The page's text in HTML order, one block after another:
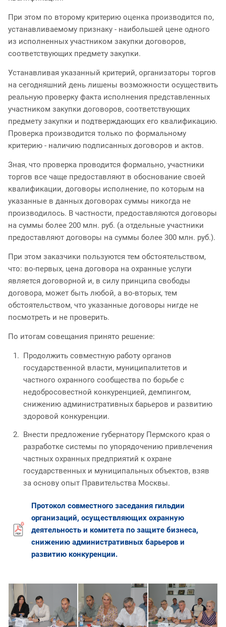
При этом по второму критерию оценка производится по,
устанавливаемому признаку - наибольшей цене одного
из исполненных участником закупки договоров,
соответствующих предмету закупки.
Устанавливая указанный критерий, организаторы торгов
на сегодняшний день лишены возможности осуществить
реальную проверку факта исполнения представленных
участником закупки договоров, соответствующих
предмету закупки и подтверждающих его квалификацию.
Проверка производится только по формальному
критерию - наличию подписанных договоров и актов.
Зная, что проверка проводится формально, участники
торгов все чаще предоставляют в обоснование своей
квалификации, договоры исполнение, по которым на
указанные в данных договорах суммы никогда не
производилось. В частности, предоставляются договоры
на суммы более 200 млн. руб. (а отдельные участники
предоставляют договоры на суммы более 300 млн. руб.).
При этом заказчики пользуются тем обстоятельством,
что: во-первых, цена договора на охранные услуги
является договорной и, в силу принципа свободы
договора, может быть любой, а во-вторых, тем
обстоятельством, что указанные договоры нигде не
посмотреть и не проверить.
По итогам совещания принято решение:
Продолжить совместную работу органов
государственной власти, муниципалитетов и
частного охранного сообщества по борьбе с
недобросовестной конкуренцией, демпингом,
снижению административных барьеров и развитию
здоровой конкуренции.
Внести предложение губернатору Пермского края о
разработке системы по упорядочению привлечения
частных охранных предприятий к охране
государственных и муниципальных объектов, взяв
за основу опыт Правительства Москвы.
Протокол совместного заседания гильдии
организаций, осуществляющих охранную
деятельность и комитета по защите бизнеса,
снижению административных барьеров и
развитию конкуренции.